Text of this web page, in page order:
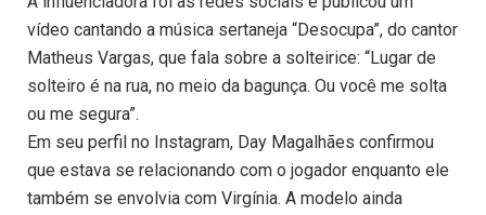
vídeo cantando a música sertaneja “Desocupa”, do cantor
Matheus Vargas, que fala sobre a solteirice: “Lugar de
solteiro é na rua, no meio da bagunça. Ou você me solta
ou me segura”.
Em seu perfil no Instagram, Day Magalhães confirmou
que estava se relacionando com o jogador enquanto ele
também se envolvia com Virgínia. A modelo ainda